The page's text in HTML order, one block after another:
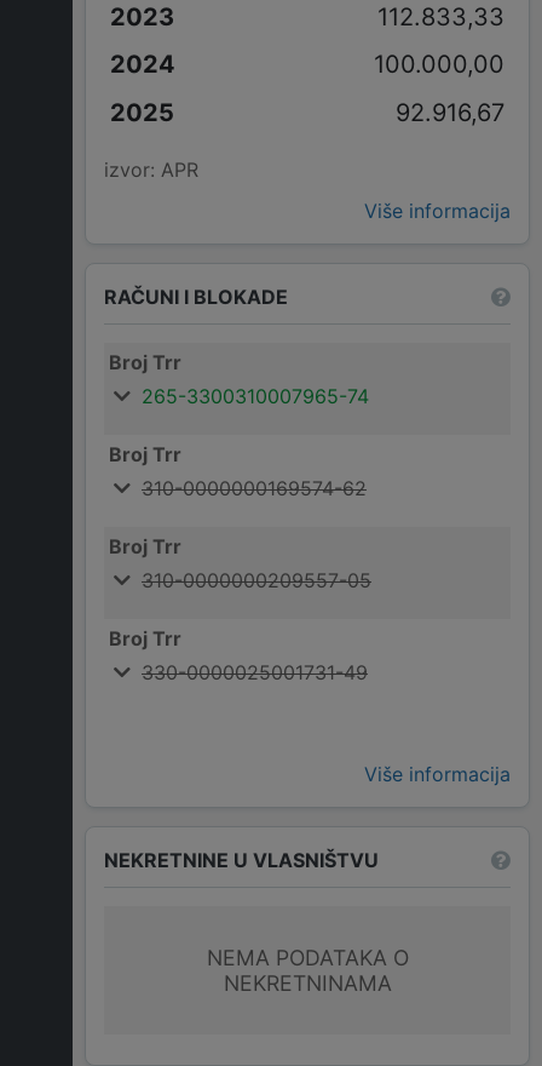
112.833,33
100.000,00
92.916,67
izvor: APR
Više informacija
RAČUNI I BLOKADE
Broj Trr
265-3300310007965-74
Broj Trr
310-0000000169574-62
Broj Trr
310-0000000209557-05
Broj Trr
330-0000025001731-49
Više informacija
NEKRETNINE U VLASNIŠTVU
NEMA PODATAKA O
NEKRETNINAMA